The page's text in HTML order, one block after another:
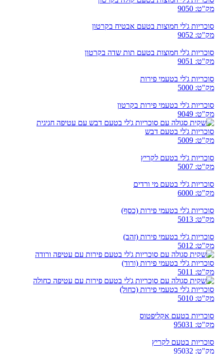
מק"ט: 9050
סוכריות ג'לי חמוצות בטעם אבטיח בקרטון
מק"ט: 9052
סוכריות ג'לי חמוצות בטעם תות שדה בקרטון
מק"ט: 9051
סוכריות ג'לי בטעמי פירות
מק"ט: 5000
סוכריות ג'לי בטעמי פירות בקרטון
מק"ט: 9049
סוכריות ג'לי בטעם דבש
מק"ט: 5009
סוכריות ג'לי בטעם לקריץ
מק"ט: 5007
סוכריות ג'לי בטעם מי ורדים
מק"ט: 6000
סוכריות ג'לי בטעמי פירות (כסף)
מק"ט: 5013
סוכריות ג'לי בטעמי פירות (זהב)
מק"ט: 5012
סוכריות ג'לי בטעמי פירות (ורוד)
מק"ט: 5011
סוכריות ג'לי בטעמי פירות (כחול)
מק"ט: 5010
סוכריות בטעם אקליפטוס
מק"ט: 95031
סוכריות בטעם לקריץ
מק"ט: 95032